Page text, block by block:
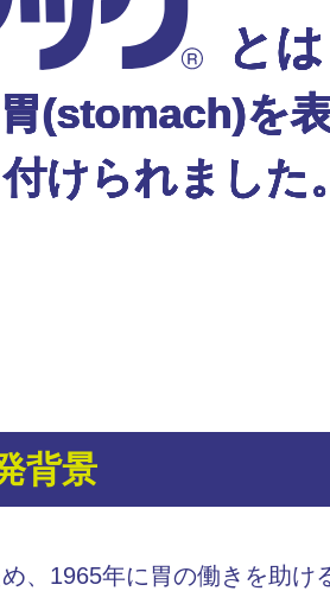
とは
(stomach)を
けられました
背景
、1965年に胃の働きを助